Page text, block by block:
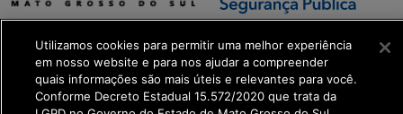
de Transformação Digital
get_footer();
Utilizamos cookies para permitir uma melhor experiência
em nosso website e para nos ajudar a compreender
quais informações são mais úteis e relevantes para você.
Conforme Decreto Estadual 15.572/2020 que trata da